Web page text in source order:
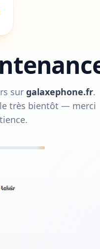
sur galaxephone.fr.
très bientôt — merci